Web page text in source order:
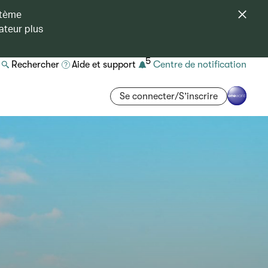
plus
Rechercher Aide et support 5 Centre de notification
Se connecter/S’inscrire